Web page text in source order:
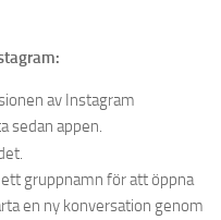
av Instagram
sedan appen.
gruppnamn för att öppna
en ny konversation genom